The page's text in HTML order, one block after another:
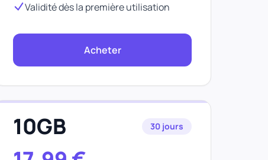
Validité dès la première utilisation
Acheter
10GB 30 jours